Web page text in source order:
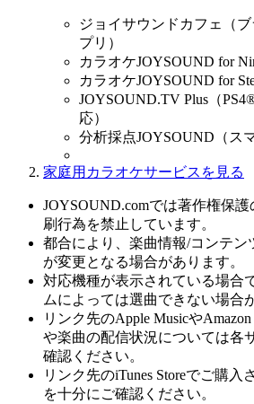
ジョイサウンドカフェ（
プリ）
カラオケJOYSOUND for
カラオケJOYSOUND for
JOYSOUND.TV Plus（
応）
分析採点JOYSOUND（ス
家庭用カラオケサービスを見る
JOYSOUND.comでは著作権保
刷行為を禁止しています。
都合により、楽曲情報/コンテン
が変更となる場合があります。
対応機種が表示されている場合
ムによっては選曲できない場合
リンク先のApple Musicや
や楽曲の配信状況については各
確認ください。
リンク先のiTunes Storeでご購入
を十分にご確認ください。